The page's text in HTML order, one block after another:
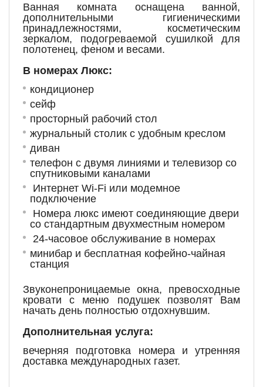
Ванная комната оснащена ванной,
дополнительными гигиеническими
принадлежностями, косметическим
зеркалом, подогреваемой сушилкой для
полотенец, феном и весами.
В номерах Люкс:
кондиционер
сейф
просторный рабочий стол
журнальный столик с удобным креслом
диван
телефон с двумя линиями и телевизор со
спутниковыми каналами
Интернет Wi-Fi или модемное
подключение
Номера люкс имеют соединяющие двери
со стандартным двухместным номером
24-часовое обслуживание в номерах
минибар и бесплатная кофейно-чайная
станция
Звуконепроницаемые окна, превосходные
кровати с меню подушек позволят Вам
начать день полностью отдохнувшим.
Дополнительная услуга:
вечерняя подготовка номера и утренняя
доставка международных газет.